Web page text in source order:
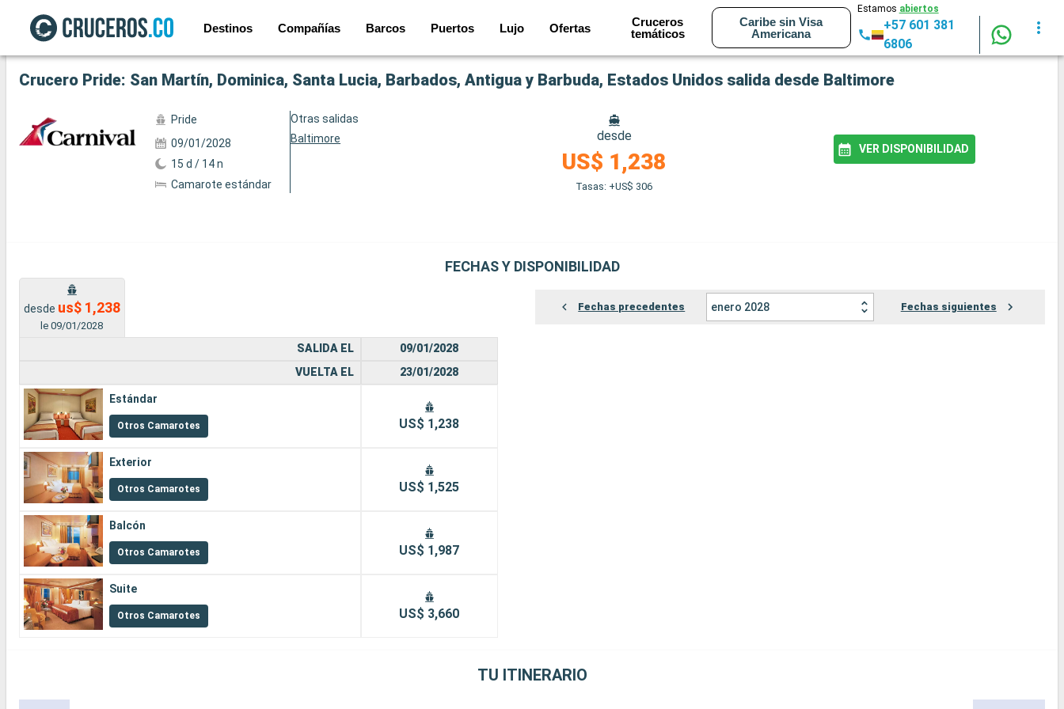
Destinos Compañías Barcos Puertos Lujo Ofertas
Cruceros
temáticos
Caribe sin Visa
Americana
Estamos abiertos
+57 601 381
6806
Ver las 50 fotos siguientes
Crucero Pride: San Martín, Dominica, Santa Lucia, Barbados, Antigua y Barbuda, Estados Unidos salida desde Baltimore
Pride
09/01/2028
15 d / 14 n
Camarote estándar
Otras salidas
Baltimore
desde
US$ 1,238
Tasas: +US$ 306
VER DISPONIBILIDAD
FECHAS Y DISPONIBILIDAD
desde us$ 1,238
le 09/01/2028
Fechas precedentes enero 2028 Fechas siguientes
SALIDA EL
VUELTA EL
Estándar
Otros Camarotes
Exterior
Otros Camarotes
Balcón
Otros Camarotes
Suite
Otros Camarotes
09/01/2028
23/01/2028
US$ 1,238
US$ 1,525
US$ 1,987
US$ 3,660
TU ITINERARIO